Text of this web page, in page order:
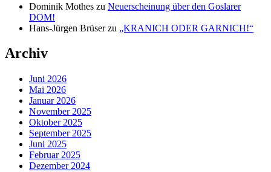
Dominik Mothes zu Neuerscheinung über den Goslarer
DOM!
Hans-Jürgen Brüserzu „KRANICH ODER GARNICH!“
Archiv
Juni 2026
Mai 2026
Januar 2026
November 2025
Oktober 2025
September 2025
Juni 2025
Februar 2025
Dezember 2024